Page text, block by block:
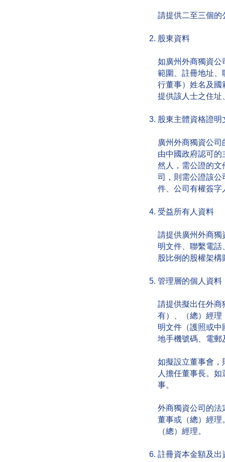
請提供二至三個的
股東資料
如廣州外商獨資公
範圍、註冊地址、
行董事）姓名及國
提供該人士之住址
股東主體資格證明
廣州外商獨資公
由中國政府認可
然人，需公證的文
司，則需公證該公
件、公司有權簽字
受益所有人資料
請提供廣州外商獨
明文件、聯繫電
股比例的股權架構
管理層的個人資料
請提供擬出任外商
有）、（總）經理
明文件（護照或
地手機號碼、電郵
如擬設立董事會，
人擔任董事長。
事。
外商獨資公司的法
董事或（總）經理
（總）經理。
註冊資本金額及出